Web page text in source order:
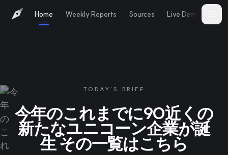
Home Weekly Reports Sources Live Demo
TODAY'S BRIEF
今年のこれまでに90近くの
新たなユニコーン企業が誕
生 その一覧はこちら